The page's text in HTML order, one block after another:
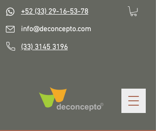
+52 (33) 29-16-53-78
info@deconcepto.com
(33) 3145 3196